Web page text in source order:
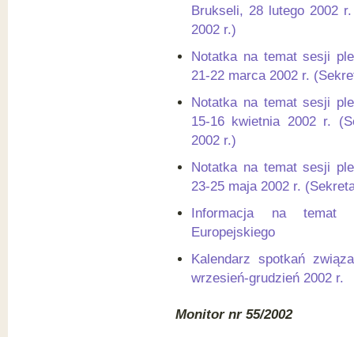
Brukseli, 28 lutego 2002
2002 r.)
Notatka na temat sesji
21-22 marca 2002 r.
Notatka na temat sesji
15-16 kwietnia 2002 r.
2002 r.)
Notatka na temat sesji
23-25 maja 2002 r.
Informacja na temat
Europejskiego
Kalendarz spotkań
wrzesień-grudzień 2002 r.
Monitor nr 55/2002